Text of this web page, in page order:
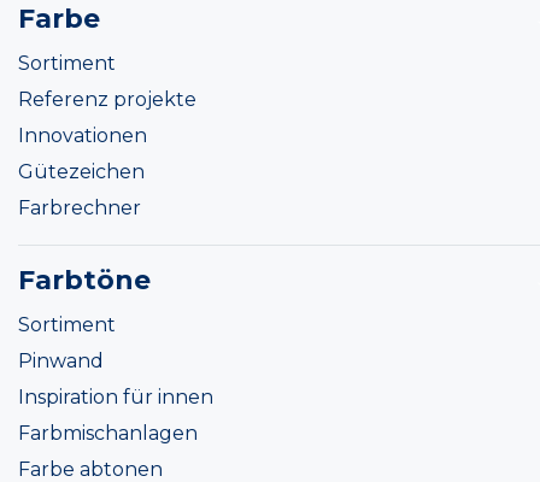
Farbe
Sortiment
Referenz projekte
Innovationen
Gütezeichen
Farbrechner
Farbtöne
Sortiment
Pinwand
Inspiration für innen
Farbmischanlagen
Farbe abtonen